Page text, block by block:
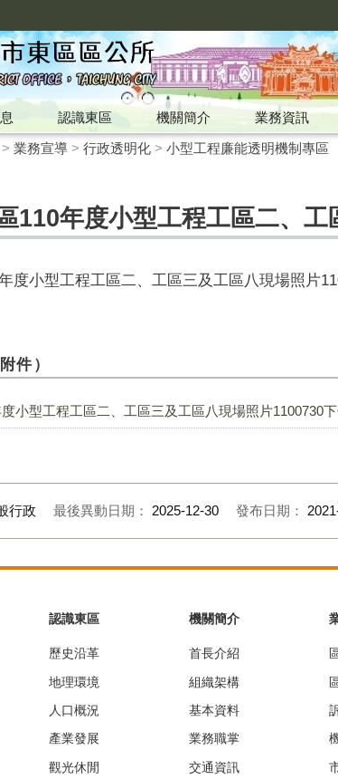
認識東區 機關簡介 業務資訊
業務宣導> 行政透明化> 小型工程廉能透明機制專區
110年度小型工程工區二、
度小型工程工區二、工區三及工區八現場照片
件）
小型工程工區二、工區三及工區八現場照片1100730
行政 最後異動日期： 2025-12-30 發布日期：
認識東區
歷史沿革
地理環境
人口概況
產業發展
觀光休閒
機關簡介
首長介紹
組織架構
基本資料
業務職掌
交通資訊